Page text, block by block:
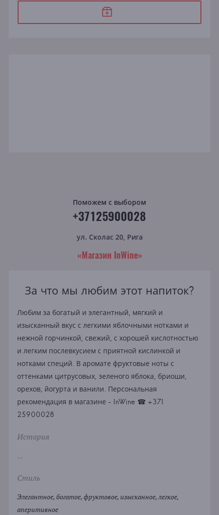
Поможем с выбором
+37125900028
ул. Сколас 20, Рига
«Магазин InWine»
За что мы любим этот напиток?
Любим за богатый и элегантный, мягкий и
изысканный вкус с легкими яблочными нотками и
нежной горчинкой, свежий, с хорошей кислотностью
и легким послевкусием с приятной кислинкой и
нотками специй. В аромате фруктовые ноты с
оттенками цитрусовых, зеленого яблока, бриоши,
орехов, йогурта и ванили. Персональная
рекомендация в магазине - InWine ☎ +371
25900028
История
...
Стиль
Элегантное, богатое, фруктовое, изысканное, легкое,
аперитивное